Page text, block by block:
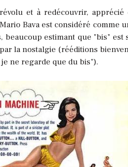
et à redécouvrir,
Bava est considéré comme
estimant que "bis" est
la nostalgie (rééditions
ne regarde que du bis").